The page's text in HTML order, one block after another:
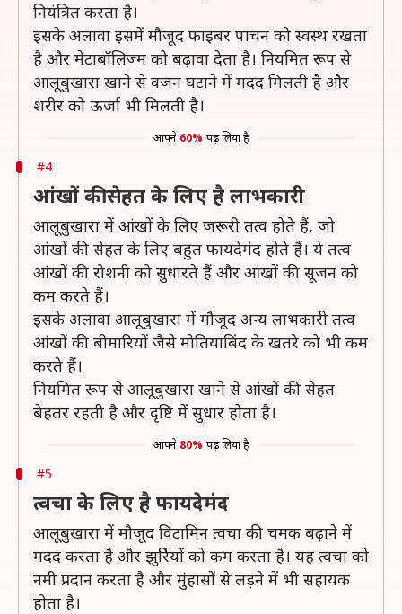
नियंत्रित करता है।
इसके अलावा इसमें मौजूद फाइबर पाचन को स्वस्थ रखता
है और मेटाबॉलिज्म को बढ़ावा देता है। नियमित रूप से
आलूबुखारा खाने से वजन घटाने में मदद मिलती है और
शरीर को ऊर्जा भी मिलती है।
आपने 60% पढ़ लिया है
#4
आंखों की सेहत के लिए है लाभकारी
आलूबुखारा में आंखों के लिए जरूरी तत्व होते हैं, जो
आंखों की सेहत के लिए बहुत फायदेमंद होते हैं। ये तत्व
आंखों की रोशनी को सुधारते हैं और आंखों की सूजन को
कम करते हैं।
इसके अलावा आलूबुखारा में मौजूद अन्य लाभकारी तत्व
आंखों की बीमारियों जैसे मोतियाबिंद के खतरे को भी कम
करते हैं।
नियमित रूप से आलूबुखारा खाने से आंखों की सेहत
बेहतर रहती है और दृष्टि में सुधार होता है।
आपने 80% पढ़ लिया है
#5
त्वचा के लिए है फायदेमंद
आलूबुखारा में मौजूद विटामिन त्वचा की चमक बढ़ाने में
मदद करता है और झुर्रियों को कम करता है। यह त्वचा को
नमी प्रदान करता है और मुंहासों से लड़ने में भी सहायक
होता है।